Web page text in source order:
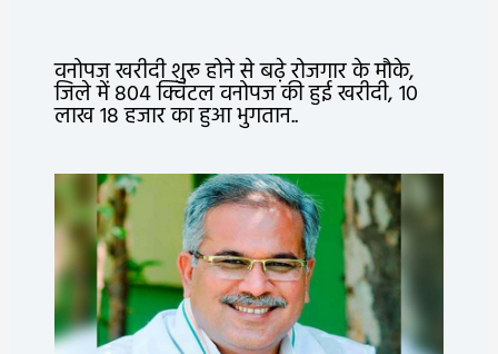
वनोपज खरीदी शुरू होने से बढ़े रोजगार के मौके,
जिले में 804 क्विंटल वनोपज की हुई खरीदी, 10
लाख 18 हजार का हुआ भुगतान..